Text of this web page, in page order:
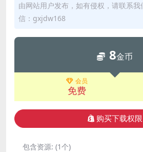
由网站用户发布，如有侵权，请联系
信：gxjdw168
8金币
会员
免费
购买下载权限
包含资源: (1个)